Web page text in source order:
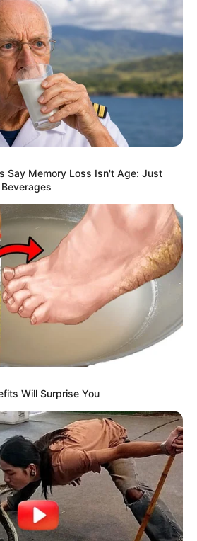
Say Memory Loss Isn't Age: Just
Will Surprise You